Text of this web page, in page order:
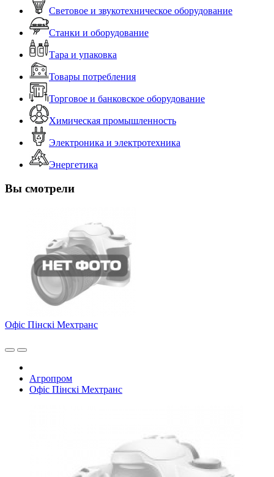
Световое и звукотехническое оборудование
Станки и оборудование
Тара и упаковка
Товары потребления
Торговое и банковское оборудование
Химическая промышленность
Электроника и электротехника
Энергетика
Вы смотрели
Офіс Пінскі Мехтранс
Агропром
Офіс Пінскі Мехтранс